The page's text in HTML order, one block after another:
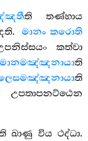
ති තණ්හාය
මානං කරොති
කත්වා
මානමඤ්ඤනායාති
ති
ඛාණු විය ථද්ධා.